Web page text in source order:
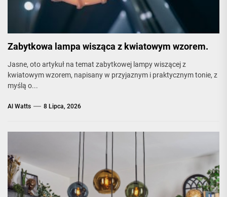
Zabytkowa lampa wisząca z kwiatowym wzorem.
Jasne, oto artykuł na temat zabytkowej lampy wiszącej z
kwiatowym wzorem, napisany w przyjaznym i praktycznym tonie, z
myślą o...
Al Watts 8 Lipca, 2026